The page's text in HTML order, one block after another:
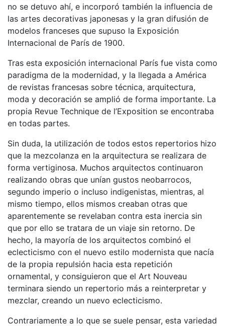
no se detuvo ahí, e incorporó también la influencia de
las artes decorativas japonesas y la gran difusión de
modelos franceses que supuso la Exposición
Internacional de París de 1900.
Tras esta exposición internacional París fue vista como
paradigma de la modernidad, y la llegada a América
de revistas francesas sobre técnica, arquitectura,
moda y decoración se amplió de forma importante. La
propia Revue Technique de l’Exposition se encontraba
en todas partes.
Sin duda, la utilización de todos estos repertorios hizo
que la mezcolanza en la arquitectura se realizara de
forma vertiginosa. Muchos arquitectos continuaron
realizando obras que unían gustos neobarrocos,
segundo imperio o incluso indigenistas, mientras, al
mismo tiempo, ellos mismos creaban otras que
aparentemente se revelaban contra esta inercia sin
que por ello se tratara de un viaje sin retorno. De
hecho, la mayoría de los arquitectos combinó el
eclecticismo con el nuevo estilo modernista que nacía
de la propia repulsión hacia esta repetición
ornamental, y consiguieron que el Art Nouveau
terminara siendo un repertorio más a reinterpretar y
mezclar, creando un nuevo eclecticismo.
Contrariamente a lo que se suele pensar, esta variedad